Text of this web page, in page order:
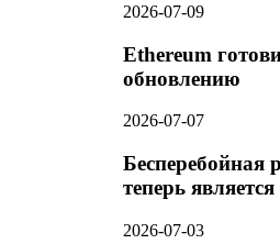
2026-07-09
Ethereum
обновлению
2026-07-07
Бесперебойная
теперь
2026-07-03